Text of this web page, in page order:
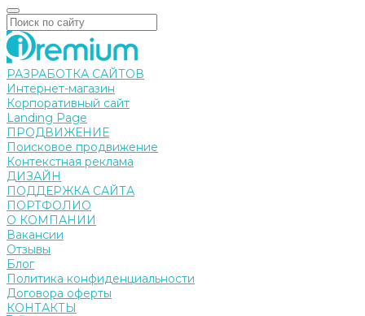
РАЗРАБОТКА САЙТОВ
Интернет-магазин
Корпоративный сайт
Landing Page
ПРОДВИЖЕНИЕ
Поисковое продвижение
Контекстная реклама
ДИЗАЙН
ПОДДЕРЖКА САЙТА
ПОРТФОЛИО
О КОМПАНИИ
Вакансии
Отзывы
Блог
Политика конфиденциальности
Договора оферты
КОНТАКТЫ